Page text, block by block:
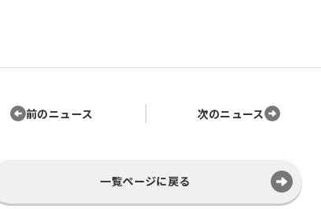
前のニュース 次のニュース
一覧ページに戻る